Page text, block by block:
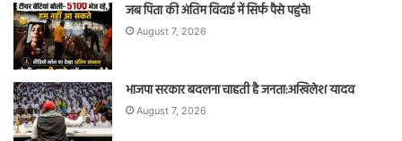
जब पिता की अंतिम विदाई में सिर्फ पैसे पहुंचे!
August 7, 2026
भाजपा सरकार बदलना चाहती है जनता:अखिलेश यादव
August 7, 2026